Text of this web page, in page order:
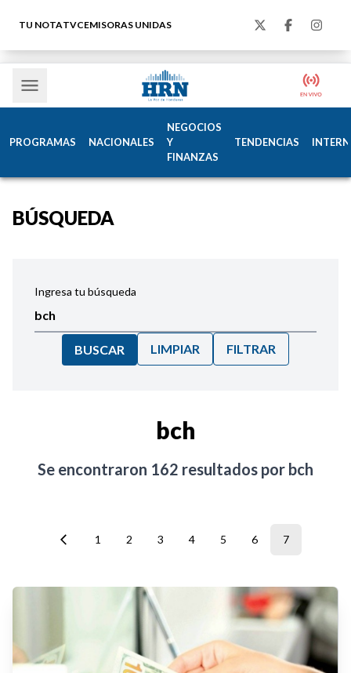
TU NOTATVCEMISORAS UNIDAS
PROGRAMAS NACIONALES
NEGOCIOS
Y
FINANZAS
TENDENCIAS
BÚSQUEDA
Ingresa tu búsqueda
BUSCAR LIMPIAR FILTRAR
bch
Se encontraron 162 resultados por bch
1 2 3 4 5 6 7